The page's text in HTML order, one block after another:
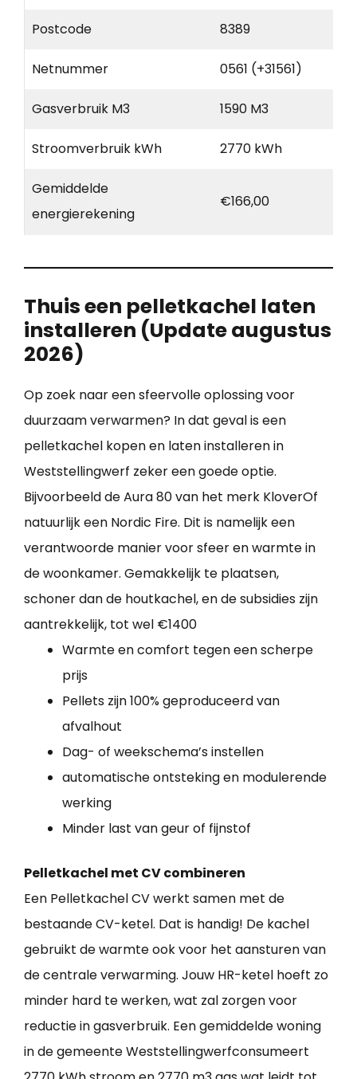
Postcode 8389
Netnummer 0561 (+31561)
Gasverbruik M3 1590 M3
Stroomverbruik kWh 2770 kWh
Gemiddelde
energierekening
€166,00
Thuis een pelletkachel laten
installeren (Update augustus
2026)
Op zoek naar een sfeervolle oplossing voor
duurzaam verwarmen? In dat geval is een
pelletkachel kopen en laten installeren in
Weststellingwerf zeker een goede optie.
Bijvoorbeeld de Aura 80 van het merk KloverOf
natuurlijk een Nordic Fire. Dit is namelijk een
verantwoorde manier voor sfeer en warmte in
de woonkamer. Gemakkelijk te plaatsen,
schoner dan de houtkachel, en de subsidies zijn
aantrekkelijk, tot wel €1400
Warmte en comfort tegen een scherpe
prijs
Pellets zijn 100% geproduceerd van
afvalhout
Dag- of weekschema’s instellen
automatische ontsteking en modulerende
werking
Minder last van geur of fijnstof
Pelletkachel met CV combineren
Een Pelletkachel CV werkt samen met de
bestaande CV-ketel. Dat is handig! De kachel
gebruikt de warmte ook voor het aansturen van
de centrale verwarming. Jouw HR-ketel hoeft zo
minder hard te werken, wat zal zorgen voor
reductie in gasverbruik. Een gemiddelde woning
in de gemeente Weststellingwerfconsumeert